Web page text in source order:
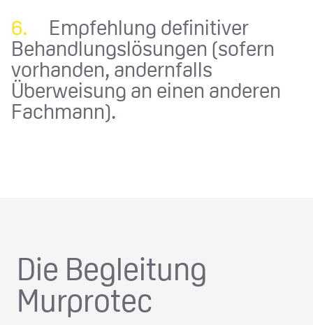
6.
Empfehlung definitiver
Behandlungslösungen (sofern
vorhanden, andernfalls
Überweisung an einen anderen
Fachmann).
Die Begleitung
Murprotec